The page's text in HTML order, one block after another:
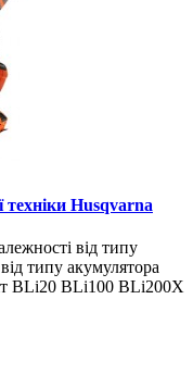
техніки Husqvarna
від типу
типу акумулятора
BLi20 BLi100 BLi200X